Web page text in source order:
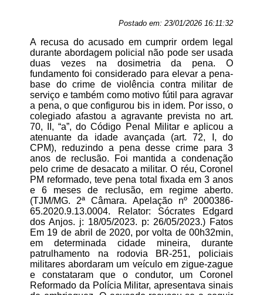
Postado em: 23/01/2026 16:11:32
A recusa do acusado em cumprir ordem legal
durante abordagem policial não pode ser usada
duas vezes na dosimetria da pena. O
fundamento foi considerado para elevar a pena-
base do crime de violência contra militar de
serviço e também como motivo fútil para agravar
a pena, o que configurou bis in idem. Por isso, o
colegiado afastou a agravante prevista no art.
70, II, “a”, do Código Penal Militar e aplicou a
atenuante da idade avançada (art. 72, I, do
CPM), reduzindo a pena desse crime para 3
anos de reclusão. Foi mantida a condenação
pelo crime de desacato a militar. O réu, Coronel
PM reformado, teve pena total fixada em 3 anos
e 6 meses de reclusão, em regime aberto.
(TJM/MG. 2ª Câmara. Apelação nº 2000386-
65.2020.9.13.0004. Relator: Sócrates Edgard
dos Anjos. j: 18/05/2023. p: 26/05/2023.) Fatos
Em 19 de abril de 2020, por volta de 00h32min,
em determinada cidade mineira, durante
patrulhamento na rodovia BR-251, policiais
militares abordaram um veículo em zigue-zague
e constataram que o condutor, um Coronel
Reformado da Polícia Militar, apresentava sinais